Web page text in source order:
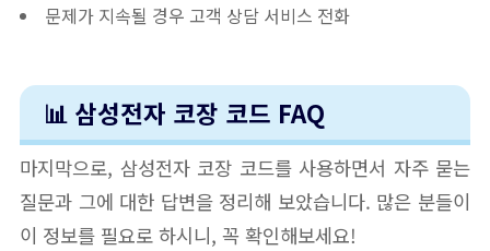
문제가 지속될 경우 고객 상담 서비스 전화
📊 삼성전자 코장 코드 FAQ
마지막으로, 삼성전자 코장 코드를 사용하면서 자주 묻는
질문과 그에 대한 답변을 정리해 보았습니다. 많은 분들이
이 정보를 필요로 하시니, 꼭 확인해보세요!